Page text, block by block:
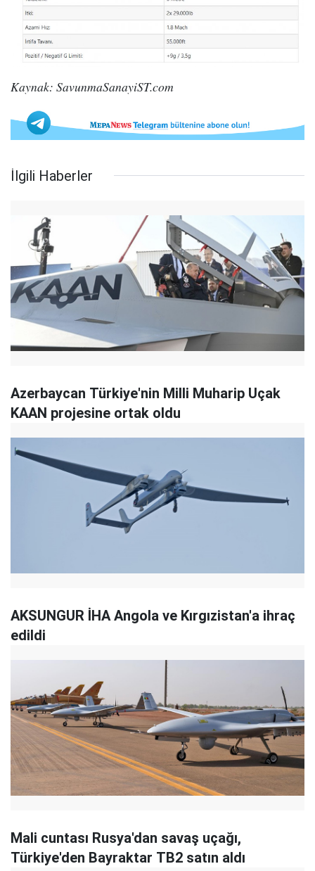
Kaynak: SavunmaSanayiST.com
İlgili Haberler
Azerbaycan Türkiye'nin Milli Muharip Uçak
KAAN projesine ortak oldu
AKSUNGUR İHA Angola ve Kırgızistan'a ihraç
edildi
Mali cuntası Rusya'dan savaş uçağı,
Türkiye'den Bayraktar TB2 satın aldı